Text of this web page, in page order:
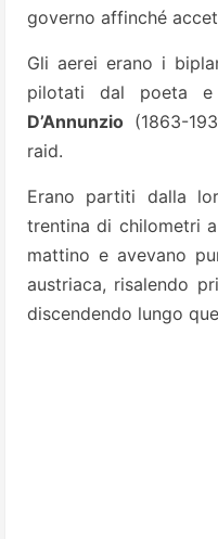
governo affinché
Gli aerei erano i
pilotati dal poeta
D’Annunzio (1863-
raid.
Erano partiti dalla
trentina di chilometri
mattino e avevano
austriaca, risalendo
discendendo lungo